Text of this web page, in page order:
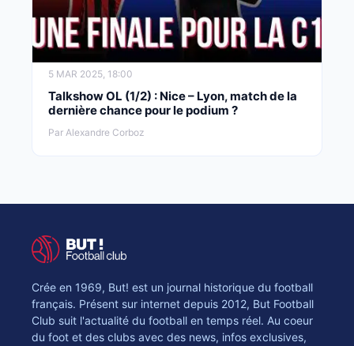
5 MAR 2025, 18:00
Talkshow OL (1/2) : Nice – Lyon, match de la
dernière chance pour le podium ?
Par Alexandre Corboz
Crée en 1969, But! est un journal historique du football
français. Présent sur internet depuis 2012, But Football
Club suit l'actualité du football en temps réel. Au coeur
du foot et des clubs avec des news, infos exclusives,